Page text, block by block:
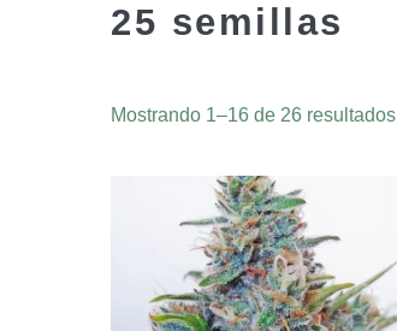
25 semillas
Mostrando 1–16 de 26 resultados